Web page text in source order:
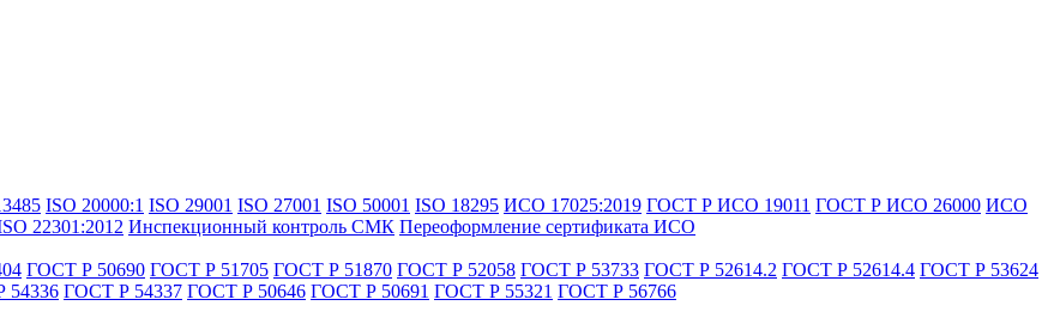
ISO 20000:1 ISO 29001 ISO 27001 ISO 50001 ISO 18295 ИСО 17025:2019 ГОСТ Р ИСО 19011 ГОСТ Р ИСО 26000 ИСО
22301:2012 Инспекционный контроль СМК Переоформление сертификата ИСО
ГОСТ Р 50690 ГОСТ Р 51705 ГОСТ Р 51870 ГОСТ Р 52058 ГОСТ Р 53733 ГОСТ Р 52614.2 ГОСТ Р 52614.4 ГОСТ Р 53624
54336 ГОСТ Р 54337 ГОСТ Р 50646 ГОСТ Р 50691 ГОСТ Р 55321 ГОСТ Р 56766